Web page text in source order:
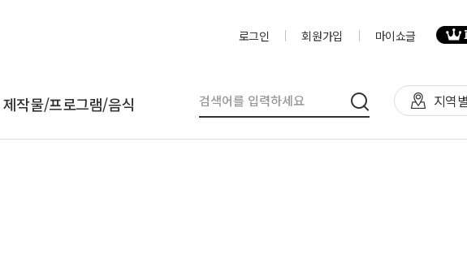
로그인 회원가입 마이쇼글
제작물/프로그램/음식 지역